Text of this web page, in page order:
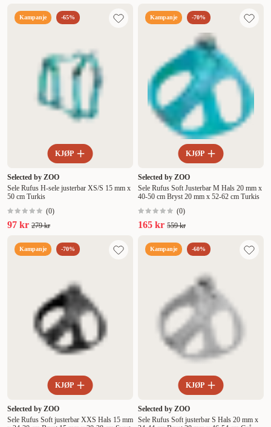
Kampanje -65%
KJØP
Selected by ZOO
Sele Rufus H-sele justerbar XS/S 15 mm x
50 cm Turkis
(0)
97 kr 279 kr
Kampanje -70%
KJØP
Selected by ZOO
Sele Rufus Soft Justerbar M Hals 20 mm x
40-50 cm Bryst 20 mm x 52-62 cm Turkis
(0)
165 kr 559 kr
Kampanje -70%
KJØP
Selected by ZOO
Sele Rufus Soft justerbar XXS Hals 15 mm
Kampanje -60%
KJØP
Selected by ZOO
Sele Rufus Soft justerbar S Hals 20 mm x